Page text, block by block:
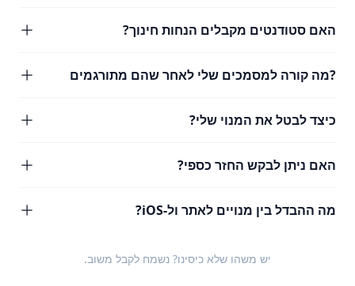
האם סטודנטים מקבלים הנחות חינוך?
?מה קורה למסמכים שלי לאחר שהם מתורגמים
כיצד לבטל את המנוי שלי?
האם ניתן לבקש החזר כספי?
מה ההבדל בין מנויים לאתר ול-iOS?
יש משהו שלא כיסינו? נשמח לקבל משוב.